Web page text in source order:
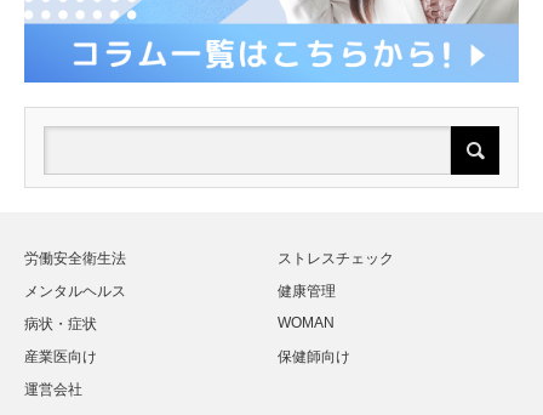
労働安全衛生法
ストレスチェック
メンタルヘルス
健康管理
病状・症状
WOMAN
産業医向け
保健師向け
運営会社